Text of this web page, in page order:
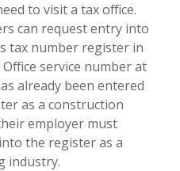
to visit a tax office.
can request entry into
tax number register in
service number at
already been entered
as a construction
employer must
the register as a
industry.